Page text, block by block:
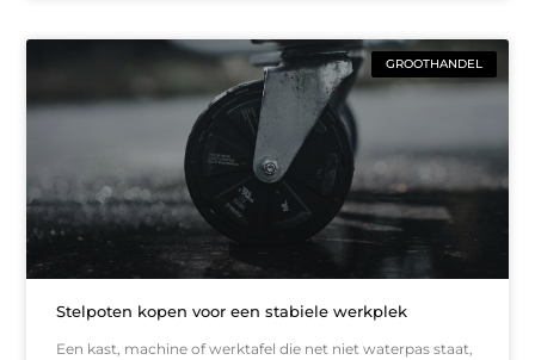
GROOTHANDEL
Stelpoten kopen voor een stabiele werkplek
Een kast, machine of werktafel die net niet waterpas staat,